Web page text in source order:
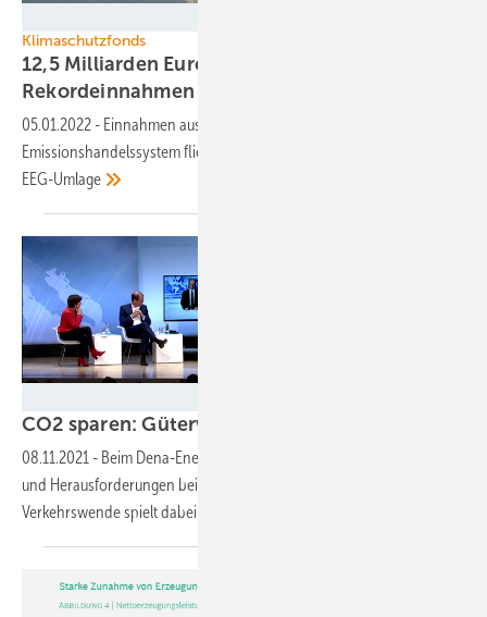
Klimaschutzfonds
12,5 Milliarden Euro: 2021 bringt
Rekordeinnahmen im
05.01.2022 - Einnahmen aus EU-ETS und neuem nationalen
Emissionshandelssystem fließen in Klimaschutzfonds und senken die
EEG-Umlage
CO2 sparen: Güterverkehr vom Lkw zurück auf
08.11.2021 - Beim Dena-Energiewendekongress ging es um Chancen
und Herausforderungen beim Weg zur Klimaneutralität 2045. Die
Verkehrswende spielt dabei eine wichtige Rolle, auch die